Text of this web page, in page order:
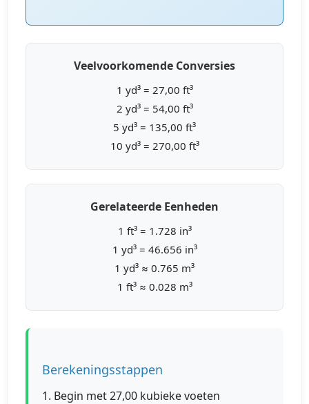
Veelvoorkomende Conversies
1 yd³ = 27,00 ft³
2 yd³ = 54,00 ft³
5 yd³ = 135,00 ft³
10 yd³ = 270,00 ft³
Gerelateerde Eenheden
1 ft³ = 1.728 in³
1 yd³ = 46.656 in³
1 yd³ ≈ 0.765 m³
1 ft³ ≈ 0.028 m³
Berekeningsstappen
1. Begin met 27,00 kubieke voeten